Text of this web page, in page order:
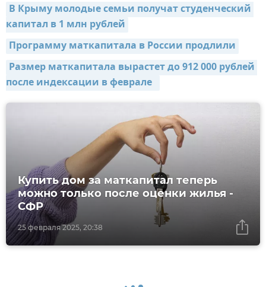
В Крыму молодые семьи получат студенческий
капитал в 1 млн рублей
Программу маткапитала в России продлили
Размер маткапитала вырастет до 912 000 рублей
после индексации в феврале
25 февраля 2025, 20:38
Купить дом за маткапитал теперь
можно только после оценки жилья -
СФР